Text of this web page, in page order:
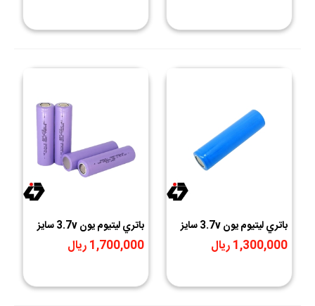
باتري ليتيوم يون 3.7v سايز
MAXCELL 10C
1,300,000 ریال
باتري ليتيوم يون 3.7v سايز
MAXCELL 2C
1,700,000 ریال